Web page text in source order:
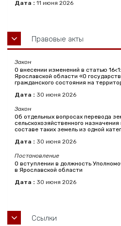
Дата : 11 июня 2026
Правовые акты
Закон
О внесении изменений в статью
Ярославской области «О
гражданского состояния на
Дата : 30 июня 2026
Закон
Об отдельных вопросах перевода
сельскохозяйственного
составе таких земель из одной
Дата : 30 июня 2026
Постановление
О вступлении в должность
в Ярославской области
Дата : 30 июня 2026
Ссылки